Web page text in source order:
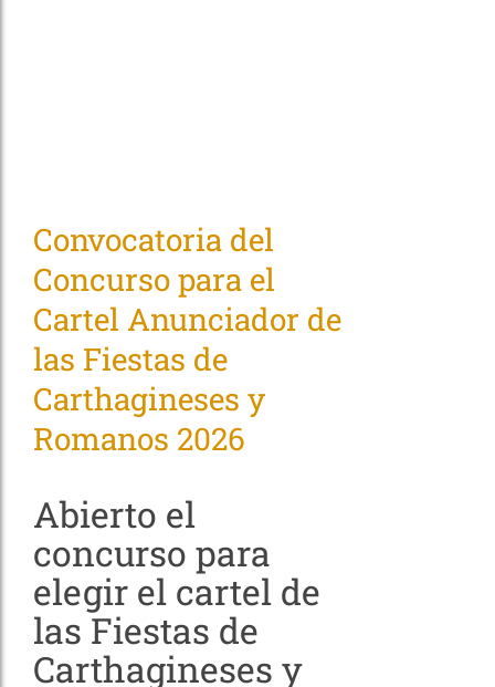
Convocatoria del
Concurso para el
Cartel Anunciador de
las Fiestas de
Carthagineses y
Romanos 2026
Abierto el
concurso para
elegir el cartel de
las Fiestas de
Carthagineses y